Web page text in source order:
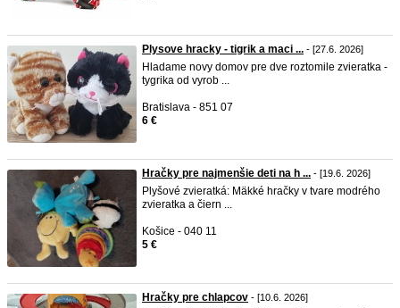
Plysove hracky - tigrik a maci ... - [27.6. 2026]
Hladame novy domov pre dve roztomile zvieratka -
tygrika od vyrob ...
Bratislava - 851 07
6 €
Hračky pre najmenšie deti na h ... - [19.6. 2026]
Plyšové zvieratká: Mäkké hračky v tvare modrého
zvieratka a čiern ...
Košice - 040 11
5 €
Hračky pre chlapcov - [10.6. 2026]